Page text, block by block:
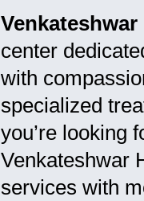
center
with
specialized
you’re looking
Venkateshwar
services with